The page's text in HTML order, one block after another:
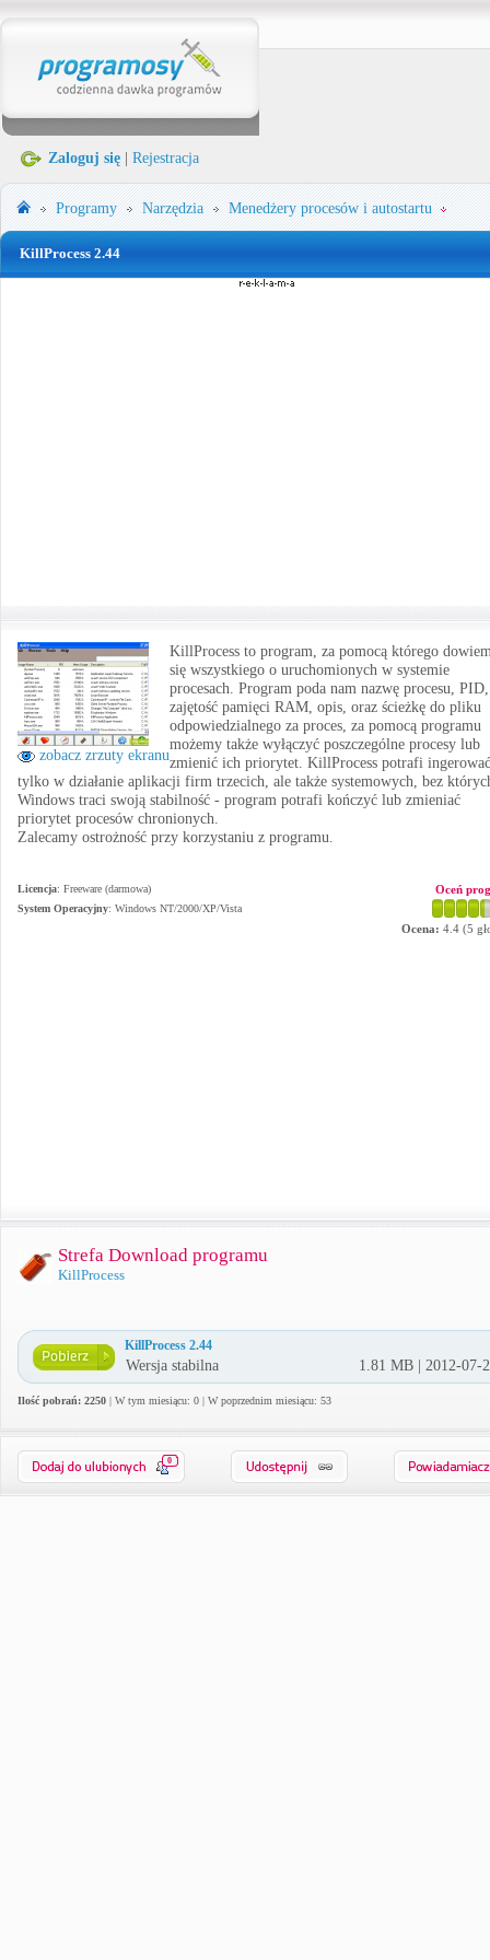
Zaloguj się Rejestracja
Programy Narzędzia Menedżery procesów i autostartu
KillProcess 2.44
zobacz zrzuty ekranu
KillProcess to program, za pomocą którego
się wszystkiego o uruchomionych w systemie
procesach. Program poda nam nazwę procesu, PID,
zajętość pamięci RAM, opis, oraz ścieżkę do pliku
odpowiedzialnego za proces, za pomocą programu
możemy także wyłączyć poszczególne procesy lub
zmienić ich priorytet. KillProcess potrafi
tylko w działanie aplikacji firm trzecich, ale także systemowych, bez
Windows traci swoją stabilność - program potrafi kończyć lub zmieniać
priorytet procesów chronionych.
Zalecamy ostrożność przy korzystaniu z programu.
Licencja: Freeware (darmowa)
System Operacyjny: Windows NT/2000/XP/Vista
Oceń
Ocena: 4.4 (5
Strefa Download programu
KillProcess
KillProcess 2.44
Wersja stabilna 1.81 MB | 2012-07-
Ilość pobrań: 2250 | W tym miesiącu: 0 | W poprzednim miesiącu: 53
0